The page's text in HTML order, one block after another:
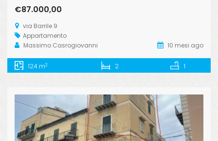
€87.000,00
via Barrile 9
Appartamento
Massimo Casrogiovanni
10 mesi ago
124 m2 2 1